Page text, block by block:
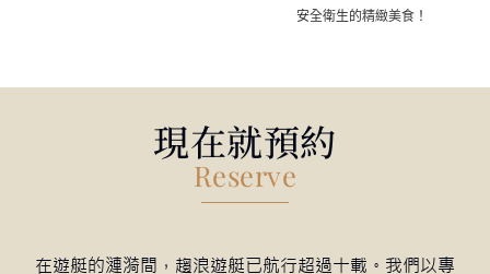
安全衛生的精緻美食！
現在就預約
Reserve
在遊艇的漣漪間，趨浪遊艇已航行超過十載。我們以專